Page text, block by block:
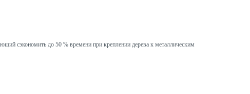
сэкономить до 50 % времени при креплении дерева к металлическим